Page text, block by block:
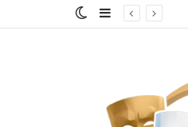
الوضعإضافة